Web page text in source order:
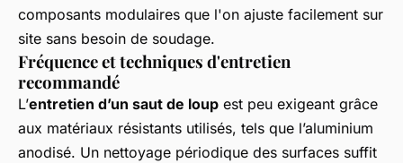
composants modulaires que l'on ajuste facilement sur
site sans besoin de soudage.
Fréquence et techniques d'entretien
recommandé
L’entretien d’un saut de loup est peu exigeant grâce
aux matériaux résistants utilisés, tels que l’aluminium
anodisé. Un nettoyage périodique des surfaces suffit